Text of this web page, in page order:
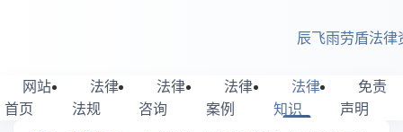
辰飞雨劳盾法律
网站
首页
法律
法规
法律
咨询
法律
案例
法律
知识
免责
声明